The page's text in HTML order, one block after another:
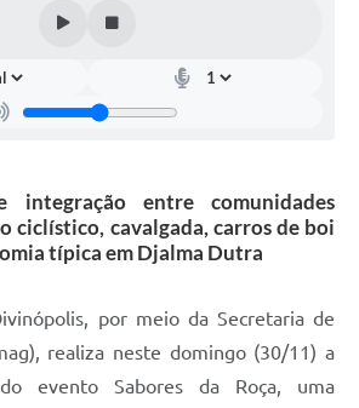
integração entre comunidades
ciclístico, cavalgada, carros de boi
típica em Djalma Dutra
por meio da Secretaria de
realiza neste domingo (30/11) a
evento Sabores da Roça, uma